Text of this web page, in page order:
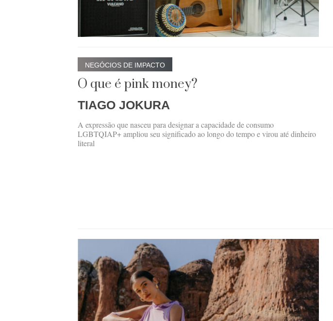
NEGÓCIOS DE IMPACTO
O que é pink money?
TIAGO JOKURA
A expressão que nasceu para designar a capacidade de consumo
LGBTQIAP+ ampliou seu significado ao longo do tempo e virou até dinheiro
literal